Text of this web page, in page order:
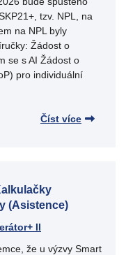
tzv. NPL, na
na NPL byly
Žádost o
se s AI Žádost o
pro individuální
Číst více
(Asistence)
II
že u výzvy Smart